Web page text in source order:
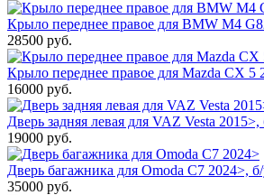
Крыло переднее правое для BMW M4
28500 руб.
Крыло переднее правое для Mazda CX 5
16000 руб.
Дверь задняя левая для VAZ Vesta 2015>,
19000 руб.
Дверь багажника для Omoda C7 2024>,
35000 руб.